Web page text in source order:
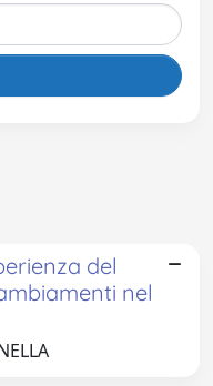
del
nel